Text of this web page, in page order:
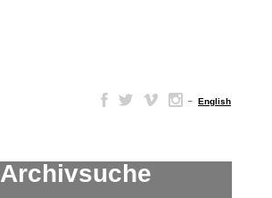
– English
Archivsuche